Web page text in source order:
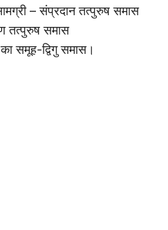
– संप्रदान तत्पुरुष समास
तत्पुरुष समास
समूह-द्विगु समास।